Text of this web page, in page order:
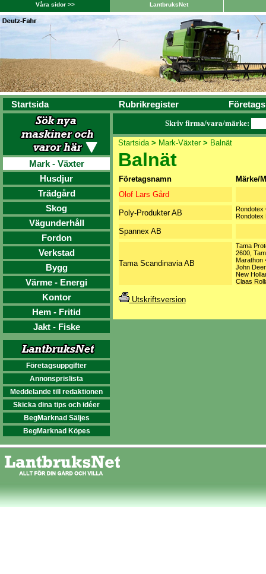
Våra sidor >> LantbruksNet
Startsida Rubrikregister
Mark - Växter
Husdjur
Trädgård
Skog
Vägunderhåll
Fordon
Verkstad
Bygg
Värme - Energi
Kontor
Hem - Fritid
Jakt - Fiske
Företagsuppgifter
Annonsprislista
Meddelande till redaktionen
Skicka dina tips och idéer
BegMarknad Säljes
BegMarknad Köpes
Skriv firma/vara/märke:
Startsida> Mark-Växter> Balnät
Balnät
Företagsnamn
Märke/
Olof Lars Gård
Poly-Produkter AB
Rondotex
Rondotex
Spannex AB
Tama Scandinavia AB
Tama
2600,
Marathon
John
New
Claas
Utskriftsversion